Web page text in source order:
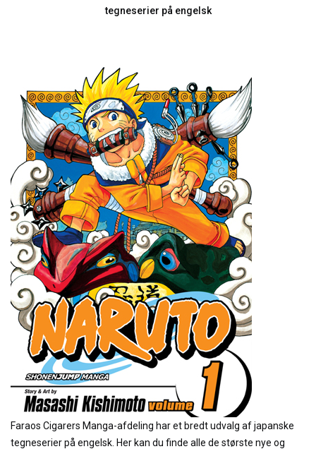
tegneserier på engelsk
Faraos Cigarers Manga-afdeling har et bredt udvalg af japanske
tegneserier på engelsk. Her kan du finde alle de største nye og